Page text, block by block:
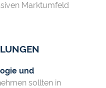
Marktumfeld
und
sollten in